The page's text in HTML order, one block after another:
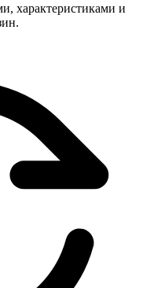
характеристиками и